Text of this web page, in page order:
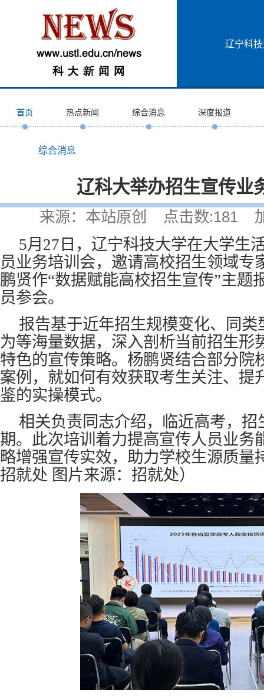
辽宁科
首页 热点新闻 综合消息 深度报道
综合消息
辽科大举办招生宣传业
来源：本站原创 点击数:181
5月27日，辽宁科技大学在大学生
员业务培训会，邀请高校招生领域专
鹏贤作“数据赋能高校招生宣传”主题
员参会。
报告基于近年招生规模变化、同
为等海量数据，深入剖析当前招生形
特色的宣传策略。杨鹏贤结合部分院
案例，就如何有效获取考生关注、提
鉴的实操模式。
相关负责同志介绍，临近高考，
期。此次培训着力提高宣传人员业务
略增强宣传实效，助力学校生源质量
招就处 图片来源：招就处）